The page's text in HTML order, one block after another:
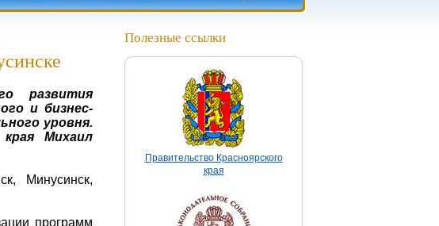
развития
и бизнес-
уровня.
Михаил
Минусинск,
программ
Полезные ссылки
Правительство Красноярского
края